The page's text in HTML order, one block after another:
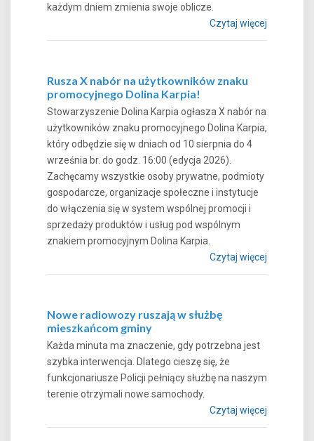
każdym dniem zmienia swoje oblicze.
Czytaj więcej
Rusza X nabór na użytkowników znaku
promocyjnego Dolina Karpia!
Stowarzyszenie Dolina Karpia ogłasza X nabór na
użytkowników znaku promocyjnego Dolina Karpia,
który odbędzie się w dniach od 10 sierpnia do 4
września br. do godz. 16:00 (edycja 2026).
Zachęcamy wszystkie osoby prywatne, podmioty
gospodarcze, organizacje społeczne i instytucje
do włączenia się w system wspólnej promocji i
sprzedaży produktów i usług pod wspólnym
znakiem promocyjnym Dolina Karpia.
Czytaj więcej
Nowe radiowozy ruszają w służbę
mieszkańcom gminy
Każda minuta ma znaczenie, gdy potrzebna jest
szybka interwencja. Dlatego cieszę się, że
funkcjonariusze Policji pełniący służbę na naszym
terenie otrzymali nowe samochody.
Czytaj więcej